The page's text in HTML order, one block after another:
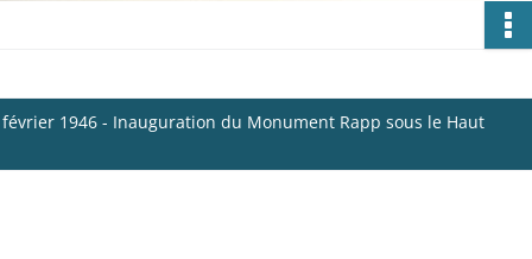
1946 - Inauguration du Monument Rapp sous le Haut